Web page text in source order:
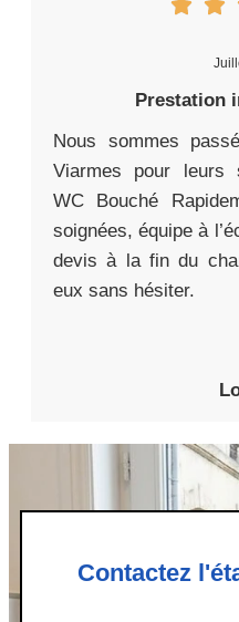
Prestation
Nous sommes
Viarmes pour leurs
WC Bouché
soignées, équipe à
devis à la fin du
eux sans hésiter.
Contactez